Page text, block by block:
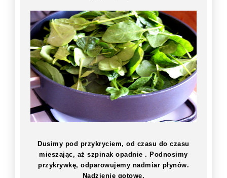
Dusimy pod przykryciem, od czasu do czasu
mieszając, aż szpinak opadnie . Podnosimy
przykrywkę, odparowujemy nadmiar płynów.
Nadzienie gotowe.